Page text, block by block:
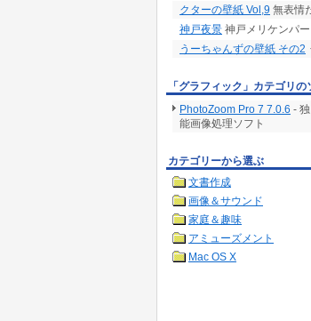
クターの壁紙 Vol,9 無表情
神戸夜景 神戸メリケンパ
うーちゃんずの壁紙 その2
「グラフィック」カテゴリ
PhotoZoom Pro 7 7.0.6 -
能画像処理ソフト
カテゴリーから選ぶ
文書作成
画像＆サウンド
家庭＆趣味
アミューズメント
Mac OS X